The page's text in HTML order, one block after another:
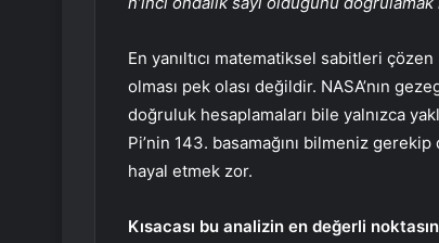
En yanıltıcı matematiksel sabitleri
olması pek olası değildir. NASA’nın
doğruluk hesaplamaları bile yalnızca
Pi’nin 143. basamağını bilmeniz
hayal etmek zor.
Kısacası bu analizin en değerli